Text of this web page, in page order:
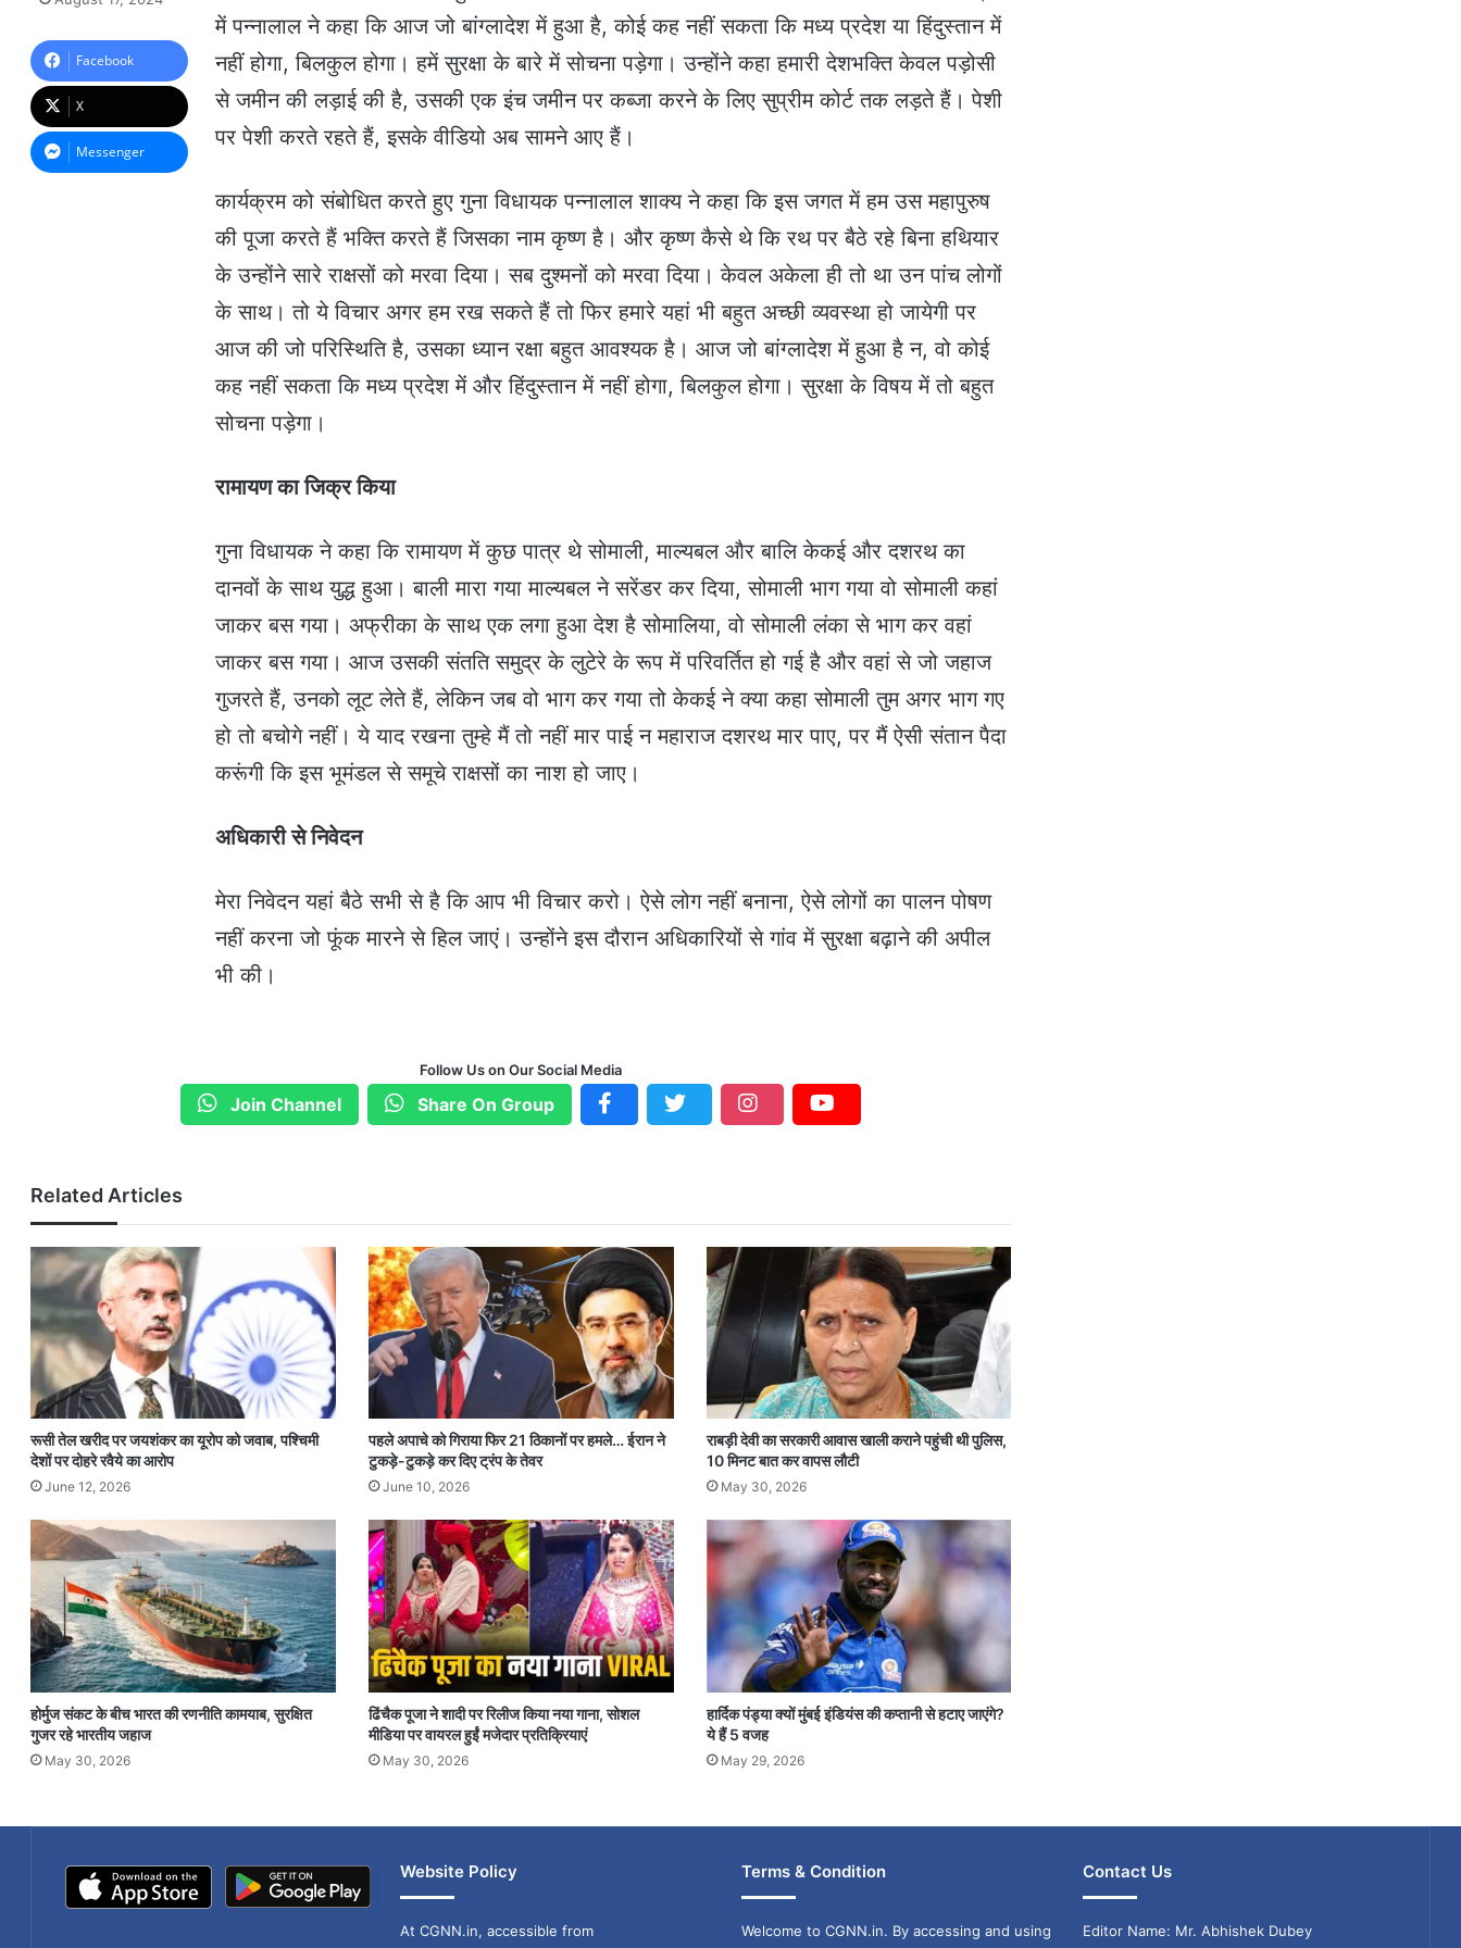
में पन्नालाल ने कहा कि आज जो बांग्लादेश में हुआ है, कोई कह नहीं सकता कि मध्य प्रदेश या हिंदुस्तान में
नहीं होगा, बिलकुल होगा। हमें सुरक्षा के बारे में सोचना पड़ेगा। उन्होंने कहा हमारी देशभक्ति केवल पड़ोसी
से जमीन की लड़ाई की है, उसकी एक इंच जमीन पर कब्जा करने के लिए सुप्रीम कोर्ट तक लड़ते हैं। पेशी
पर पेशी करते रहते हैं, इसके वीडियो अब सामने आए हैं।
कार्यक्रम को संबोधित करते हुए गुना विधायक पन्नालाल शाक्य ने कहा कि इस जगत में हम उस महापुरुष
की पूजा करते हैं भक्ति करते हैं जिसका नाम कृष्ण है। और कृष्ण कैसे थे कि रथ पर बैठे रहे बिना हथियार
के उन्होंने सारे राक्षसों को मरवा दिया। सब दुश्मनों को मरवा दिया। केवल अकेला ही तो था उन पांच लोगों
के साथ। तो ये विचार अगर हम रख सकते हैं तो फिर हमारे यहां भी बहुत अच्छी व्यवस्था हो जायेगी पर
आज की जो परिस्थिति है, उसका ध्यान रक्षा बहुत आवश्यक है। आज जो बांग्लादेश में हुआ है न, वो कोई
कह नहीं सकता कि मध्य प्रदेश में और हिंदुस्तान में नहीं होगा, बिलकुल होगा। सुरक्षा के विषय में तो बहुत
सोचना पड़ेगा।
रामायण का जिक्र किया
गुना विधायक ने कहा कि रामायण में कुछ पात्र थे सोमाली, माल्यबल और बालि केकई और दशरथ का
दानवों के साथ युद्ध हुआ। बाली मारा गया माल्यबल ने सरेंडर कर दिया, सोमाली भाग गया वो सोमाली कहां
जाकर बस गया। अफ्रीका के साथ एक लगा हुआ देश है सोमालिया, वो सोमाली लंका से भाग कर वहां
जाकर बस गया। आज उसकी संतति समुद्र के लुटेरे के रूप में परिवर्तित हो गई है और वहां से जो जहाज
गुजरते हैं, उनको लूट लेते हैं, लेकिन जब वो भाग कर गया तो केकई ने क्या कहा सोमाली तुम अगर भाग गए
हो तो बचोगे नहीं। ये याद रखना तुम्हे मैं तो नहीं मार पाई न महाराज दशरथ मार पाए, पर मैं ऐसी संतान पैदा
करूंगी कि इस भूमंडल से समूचे राक्षसों का नाश हो जाए।
अधिकारी से निवेदन
मेरा निवेदन यहां बैठे सभी से है कि आप भी विचार करो। ऐसे लोग नहीं बनाना, ऐसे लोगों का पालन पोषण
नहीं करना जो फूंक मारने से हिल जाएं। उन्होंने इस दौरान अधिकारियों से गांव में सुरक्षा बढ़ाने की अपील
भी की।
a
n
e
m
a
i
Facebook
X
Messenger
Follow Us on Our Social Media
Join Channel Share On Group
Related Articles
रूसी तेल खरीद पर जयशंकर का यूरोप को जवाब, पश्चिमी
देशों पर दोहरे रवैये का आरोप
June 12, 2026
पहले अपाचे को गिराया फिर 21 ठिकानों पर हमले… ईरान ने
टुकड़े-टुकड़े कर दिए ट्रंप के तेवर
June 10, 2026
राबड़ी देवी का सरकारी आवास खाली कराने पहुंची थी पुलिस,
10 मिनट बात कर वापस लौटी
May 30, 2026
होर्मुज संकट के बीच भारत की रणनीति कामयाब, सुरक्षित
गुजर रहे भारतीय जहाज
May 30, 2026
ढिंचैक पूजा ने शादी पर रिलीज किया नया गाना, सोशल
मीडिया पर वायरल हुईं मजेदार प्रतिक्रियाएं
May 30, 2026
हार्दिक पंड्या क्यों मुंबई इंडियंस की कप्तानी से हटाए जाएंगे?
ये हैं 5 वजह
May 29, 2026
Website Policy
At CGNN.in, accessible from
Terms & Condition
Welcome to CGNN.in. By accessing and using
Contact Us
Editor Name: Mr. Abhishek Dubey